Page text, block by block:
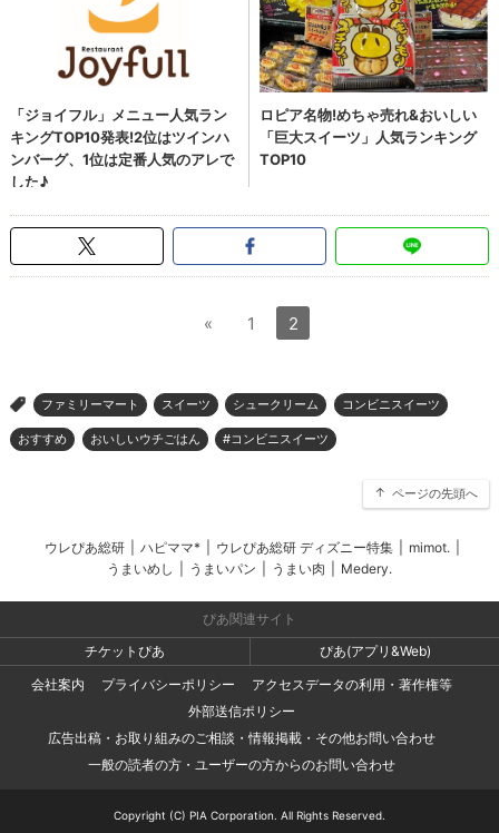
« 1 2
> ファミリーマート スイーツ シュークリーム コンビニスイーツ
おすすめ おいしいウチごはん #コンビニスイーツ
ページの先頭へ
ウレぴあ総研 ハピママ* ウレぴあ総研 ディズニー特集 mimot.
うまいめし
うまいパン うまい肉 Medery.
ぴあ関連サイト
チケットぴあ
ぴあ(アプリ&Web)
会社案内
プライバシーポリシー
アクセスデータの利用・著作権等
外部送信ポリシー
広告出稿・お取り組みのご相談・情報掲載・その他お問い合わせ
一般の読者の方・ユーザーの方からのお問い合わせ
Copyright (C) PIA Corporation. All Rights Reserved.